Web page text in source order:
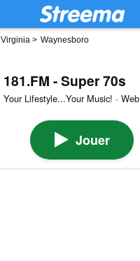
Virginia > Waynesboro
181.FM - Super 70s
Your Lifestyle...Your Music! · Web
Jouer